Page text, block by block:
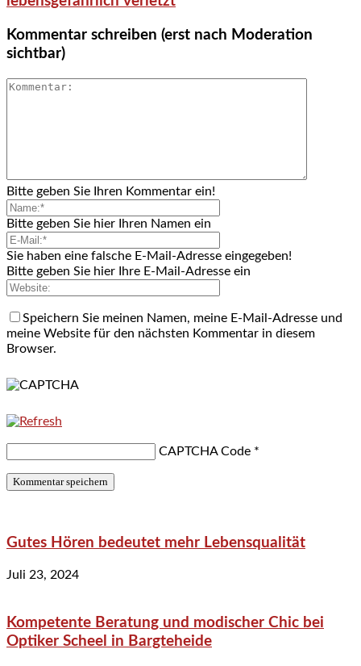
Kommentar schreiben (erst nach Moderation
sichtbar)
Bitte geben Sie Ihren Kommentar ein!
Bitte geben Sie hier Ihren Namen ein
Sie haben eine falsche E-Mail-Adresse eingegeben!
Bitte geben Sie hier Ihre E-Mail-Adresse ein
Speichern Sie meinen Namen, meine E-Mail-Adresse und
meine Website für den nächsten Kommentar in diesem
Browser.
CAPTCHA Code *
Gutes Hören bedeutet mehr Lebensqualität
Juli 23, 2024
Kompetente Beratung und modischer Chic bei
Optiker Scheel in Bargteheide